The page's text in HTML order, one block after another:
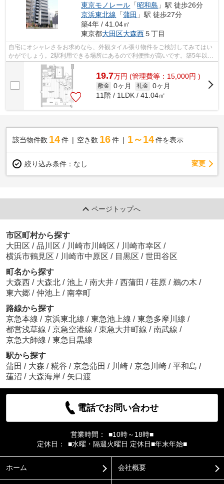
東京モノレール 「昭和島 」駅 徒歩26分
京浜東北線 「蒲田 」駅 徒歩27分
築4年 / 41.04㎡
東京都大田区大森西５丁目
自宅にオシャレさをお求めなら、外観タイル張り物件をご検討してみてはい
かがでしょう。2駅利用できる場所にあるので利便性が高いです。築5年以内
と築浅なので、内装も外観もキレイで...
19.7万円 (管理費等：15,000円 )
敷金 0ヶ月 礼金 0ヶ月
11階 / 1LDK / 41.04㎡
該当物件数 14件 空き数 16 件 1～14 件を表示
絞り込み条件： なし 変更
ページトップへ
市区町村から探す
大田区 / 品川区 / 川崎市川崎区 / 川崎市幸区 /
横浜市鶴見区 / 川崎市中原区 / 目黒区 / 世田谷区
町名から探す
大森西 / 大森北 / 池上 / 南大井 / 西蒲田 / 荏原 / 鵜の木 /
東六郷 / 仲池上 / 南幸町
路線から探す
京急本線 / 京浜東北線 / 東急池上線 / 東急多摩川線 /
都営浅草線 / 京急空港線 / 東急大井町線 / 南武線 /
京急大師線 / 東急目黒線
駅から探す
蒲田 / 大森 / 糀谷 / 京急蒲田 / 川崎 / 京急川崎 / 平和島 /
蓮沼 / 大森海岸 / 矢口渡
電話でお問い合わせ
営業時間：
■10時～18時■
定休日：
■水曜・隔週火曜日 定休日■年末年始■
ホーム 会社概要